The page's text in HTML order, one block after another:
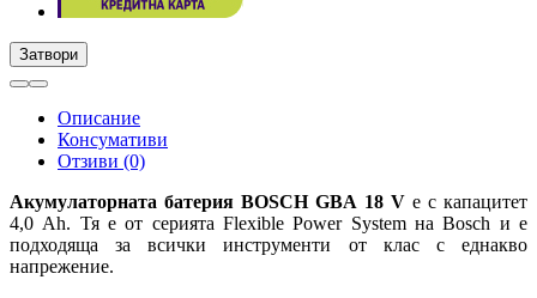
Затвори
Описание
Консумативи
Отзиви (0)
Акумулаторната батерия BOSCH GBA 18 V е с капацитет
4,0 Ah. Тя е от серията Flexible Power System на Bosch и е
подходяща за всички инструменти от клас с еднакво
напрежение.